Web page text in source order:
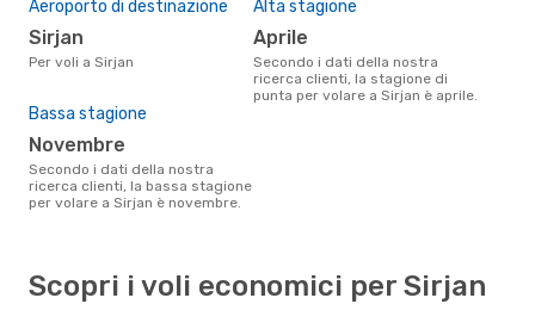
Aeroporto di destinazione
Sirjan
Per voli a Sirjan
Alta stagione
aprile
Secondo i dati della nostra
ricerca clienti, la stagione di
punta per volare a Sirjan è aprile.
Bassa stagione
novembre
Secondo i dati della nostra
ricerca clienti, la bassa stagione
per volare a Sirjan è novembre.
Scopri i voli economici per Sirjan